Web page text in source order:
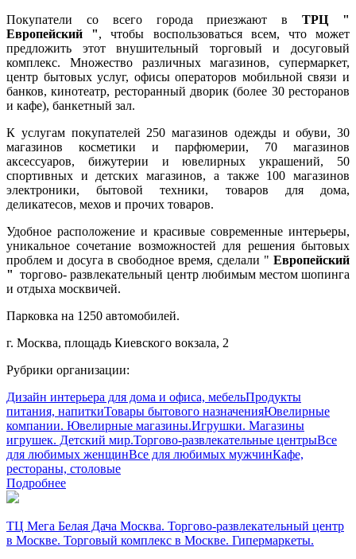
Покупатели со всего города приезжают вТРЦ "
Европейский ", чтобы воспользоваться всем, что может
предложить этот внушительный торговый и досуговый
комплекс. Множество различных магазинов, супермаркет,
центр бытовых услуг, офисы операторов мобильной связи и
банков, кинотеатр, ресторанный дворик (более 30 ресторанов
и кафе), банкетный зал.
К услугам покупателей 250 магазинов одежды и обуви, 30
магазинов косметики и парфюмерии, 70 магазинов
аксессуаров, бижутерии и ювелирных украшений, 50
спортивных и детских магазинов, а также 100 магазинов
электроники, бытовой техники, товаров для дома,
деликатесов, мехов и прочих товаров.
Удобное расположение и красивые современные интерьеры,
уникальное сочетание возможностей для решения бытовых
проблем и досуга в свободное время, сделали " Европейский
" торгово- развлекательный центр любимым местом шопинга
и отдыха москвичей.
Парковка на 1250 автомобилей.
г. Москва, площадь Киевского вокзала, 2
Рубрики организации:
Дизайн интерьера для дома и офиса, мебельПродукты
питания, напиткиТовары бытового назначенияЮвелирные
компании. Ювелирные магазины.Игрушки. Магазины
игрушек. Детский мир.Торгово-развлекательные центрыВсе
для любимых женщинВсе для любимых мужчинКафе,
рестораны, столовые
Подробнее
ТЦ Мега Белая Дача Москва. Торгово-развлекательный центр
в Москве. Торговый комплекс в Москве. Гипермаркеты.